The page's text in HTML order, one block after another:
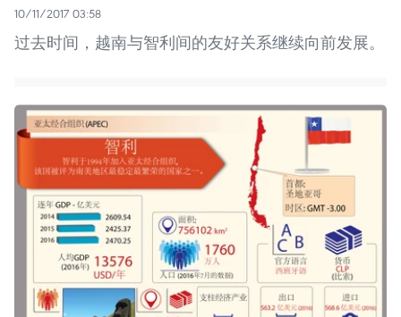
10/11/2017 03:58
过去时间，越南与智利间的友好关系继续向前发展。